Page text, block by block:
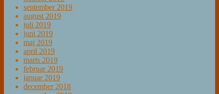
september 2019
august 2019
juli 2019
juni 2019
maj 2019
april 2019
marts 2019
februar 2019
januar 2019
december 2018